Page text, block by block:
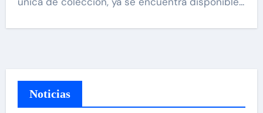
Noticias